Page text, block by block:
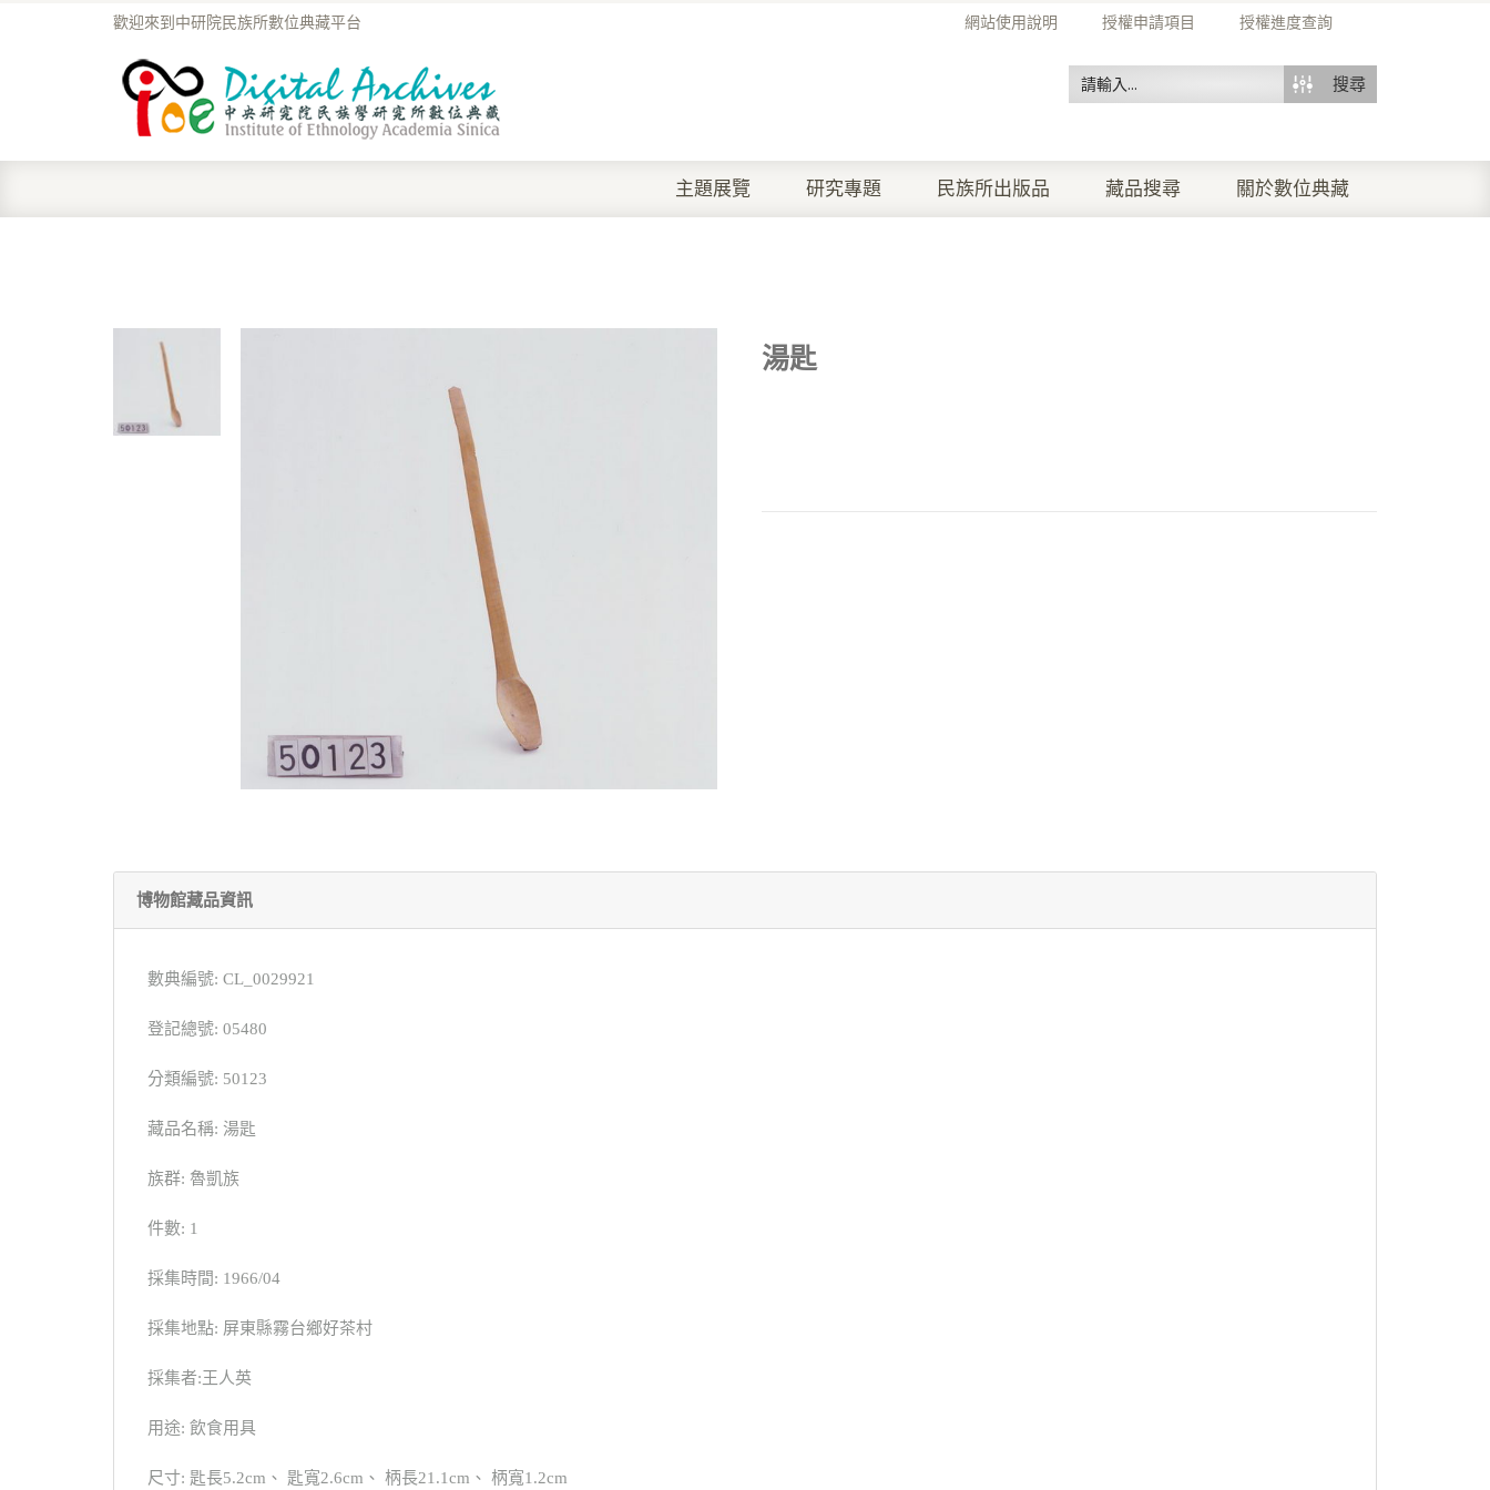
網站使用說明 授權申請項目 授權進度查詢
歡迎來到中研院民族所數位典藏平台
搜尋
主題展覽 研究專題 民族所出版品 藏品搜尋 關於數位典藏
湯匙
博物館藏品資訊
數典編號: CL_0029921
登記總號: 05480
分類編號: 50123
藏品名稱: 湯匙
族群: 魯凱族
件數: 1
採集時間: 1966/04
採集地點: 屏東縣霧台鄉好茶村
採集者:王人英
用途: 飲食用具
尺寸: 匙長5.2cm、 匙寬2.6cm、 柄長21.1cm、 柄寬1.2cm